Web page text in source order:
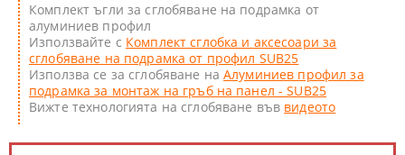
Комплект ъгли за сглобяване на подрамка от
алуминиев профил
Използвайте с Комплект сглобка и аксесоари за
сглобяване на подрамка от профил SUB25
Използва се за сглобяване наАлуминиев профил за
подрамка за монтаж на гръб на панел - SUB25
Вижте технологията на сглобяване във видеото